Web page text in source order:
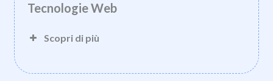
Tecnologie Web
Scopri di più